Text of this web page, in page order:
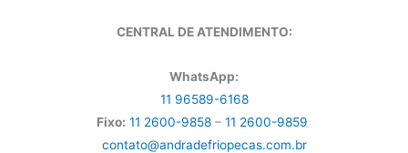
CENTRAL DE ATENDIMENTO:
WhatsApp:
11 96589-6168
Fixo: 11 2600-9858 – 11 2600-9859
contato@andradefriopecas.com.br